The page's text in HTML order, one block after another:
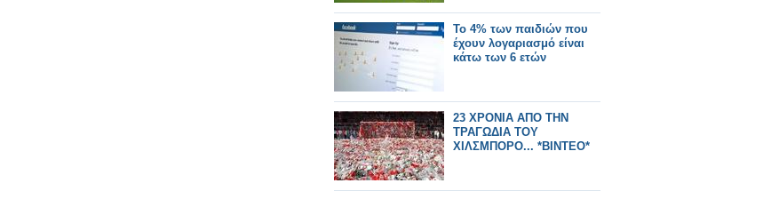
Το 4% των παιδιών που
έχουν λογαριασμό είναι
κάτω των 6 ετών
23 ΧΡΟΝΙΑ ΑΠΟ ΤΗΝ
ΤΡΑΓΩΔΙΑ ΤΟΥ
ΧΙΛΣΜΠΟΡΟ... *ΒΙΝΤΕΟ*